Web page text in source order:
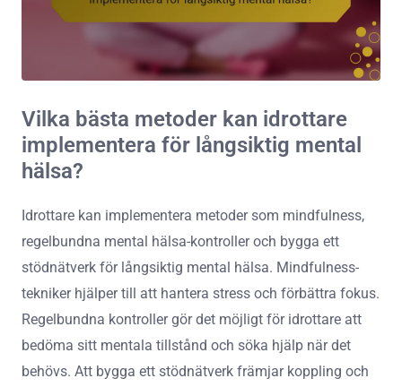
Vilka bästa metoder kan idrottare
implementera för långsiktig mental
hälsa?
Idrottare kan implementera metoder som mindfulness,
regelbundna mental hälsa-kontroller och bygga ett
stödnätverk för långsiktig mental hälsa. Mindfulness-
tekniker hjälper till att hantera stress och förbättra fokus.
Regelbundna kontroller gör det möjligt för idrottare att
bedöma sitt mentala tillstånd och söka hjälp när det
behövs. Att bygga ett stödnätverk främjar koppling och